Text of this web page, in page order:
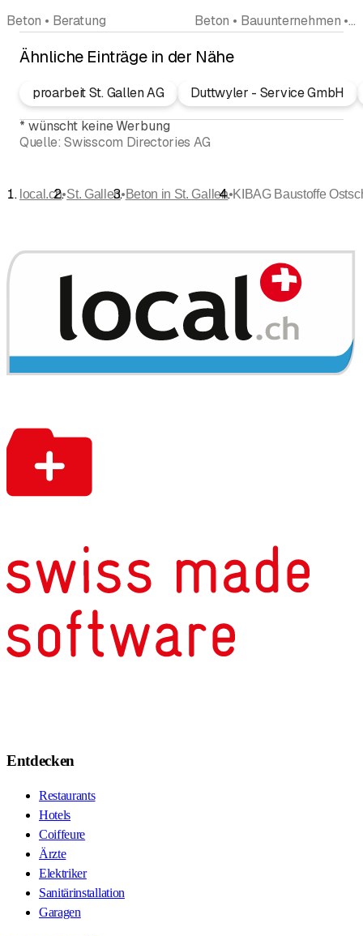
Beton • Beratung
Beton • Bauunternehmen • Bauunternehmung • Aushubarbeiten
Ähnliche Einträge in der Nähe
proarbeit St. Gallen AG
Duttwyler - Service GmbH
* wünscht keine Werbung
Quelle: Swisscom Directories AG
local.ch•St. Gallen•Beton in St. Gallen•KIBAG Baustoffe
Entdecken
Restaurants
Hotels
Coiffeure
Ärzte
Elektriker
Sanitärinstallation
Garagen